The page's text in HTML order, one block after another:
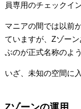
員専用のチェックイ
マニアの間では以前
ていますが、Zゾー
ぶのが正式名称のよ
いざ、未知の空間に